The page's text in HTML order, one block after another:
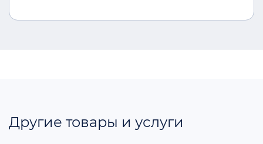
Другие товары и услуги